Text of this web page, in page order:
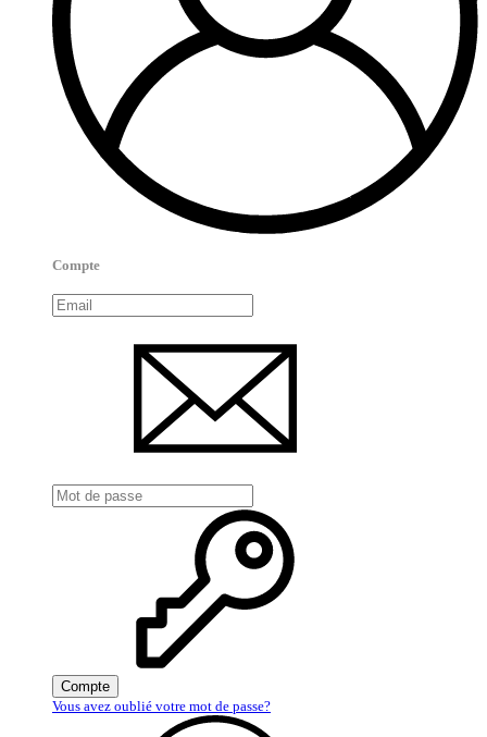
Compte
Compte
Vous avez oublié votre mot de passe?